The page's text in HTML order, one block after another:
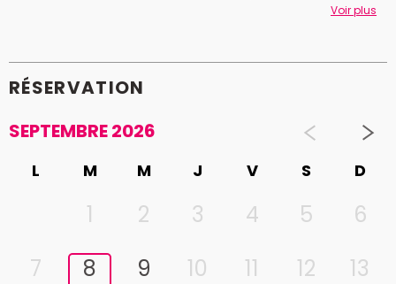
Voir plus
RÉSERVATION
SEPTEMBRE 2026
L M M J V S D
1 2 3 4 5
6
7
8 9 10 11 12 13